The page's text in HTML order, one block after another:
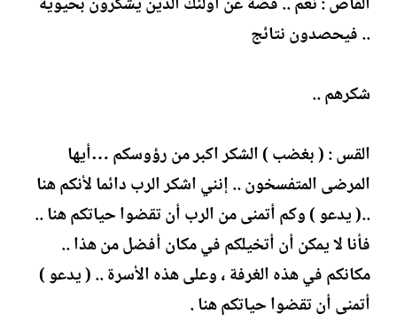
.. فيحصدون نتائج
شكرهم ..
القس : ( بغضب ) الشكر اكبر من رؤوسكم …أيها
المرضى المتفسخون .. إنني اشكر الرب دائما لأنكم هنا
..( يدعو ) وكم أتمنى من الرب أن تقضوا حياتكم هنا ..
فأنا لا يمكن أن أتخيلكم في مكان أفضل من هذا ..
مكانكم في هذه الغرفة ، وعلى هذه الأسرة .. ( يدعو )
أتمنى أن تقضوا حياتكم هنا .